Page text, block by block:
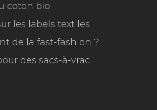
coton bio
les labels textiles
de la fast-fashion ?
des sacs-à-vrac